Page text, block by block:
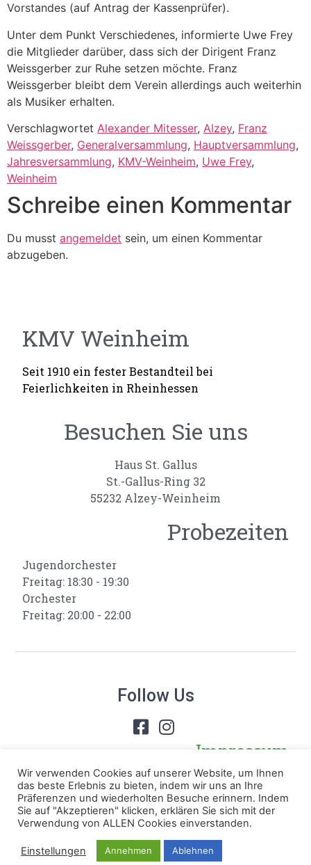
Vorstandes (auf Antrag der Kassenprüfer).
Unter dem Punkt Verschiedenes, informierte Uwe Frey
die Mitglieder darüber, dass sich der Dirigent Franz
Weissgerber zur Ruhe setzen möchte. Franz
Weissgerber bleibt dem Verein allerdings auch weiterhin
als Musiker erhalten.
Verschlagwortet Alexander Mitesser, Alzey, Franz
Weissgerber, Generalversammlung, Hauptversammlung,
Jahresversammlung, KMV-Weinheim, Uwe Frey,
Weinheim
Schreibe einen Kommentar
Du musst angemeldet sein, um einen Kommentar
abzugeben.
KMV Weinheim
Seit 1910 ein fester Bestandteil bei
Feierlichkeiten in Rheinhessen
Besuchen Sie uns
Haus St. Gallus
St.-Gallus-Ring 32
55232 Alzey-Weinheim
Probezeiten
Jugendorchester
Freitag: 18:30 - 19:30
Orchester
Freitag: 20:00 - 22:00
Follow Us
Impressum
Datenschutz
Copyright 2021 - 2026. All rights reserved
Wir verwenden Cookies auf unserer Website, um Ihnen
das beste Erlebnis zu bieten, indem wir uns an Ihre
Präferenzen und wiederholten Besuche erinnern. Indem
Sie auf "Akzeptieren" klicken, erklären Sie sich mit der
Verwendung von ALLEN Cookies einverstanden.
Einstellungen Annehmen Ablehnen